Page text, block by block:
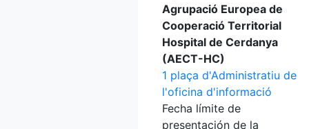
Agrupació Europea de
Cooperació Territorial
Hospital de Cerdanya
(AECT-HC)
1 plaça d'Administratiu de
l'oficina d'informació
Fecha límite de
presentación de la